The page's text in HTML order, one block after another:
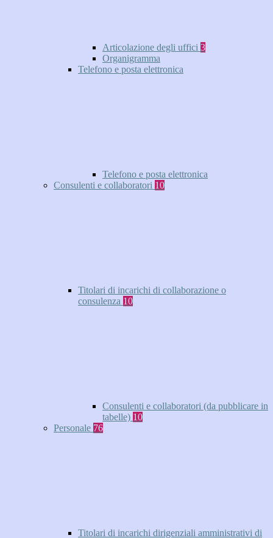
Articolazione degli uffici 3
Organigramma
Telefono e posta elettronica
Telefono e posta elettronica
Consulenti e collaboratori 10
Titolari di incarichi di collaborazione o
consulenza 10
Consulenti e collaboratori (da pubblicare in
tabelle) 10
Personale 76
Titolari di incarichi dirigenziali amministrativi di